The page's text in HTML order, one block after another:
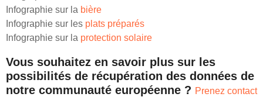
Infographie sur la bière
Infographie sur les plats préparés
Infographie sur la protection solaire
Vous souhaitez en savoir plus sur les
possibilités de récupération des données de
notre communauté européenne ? Prenez contact